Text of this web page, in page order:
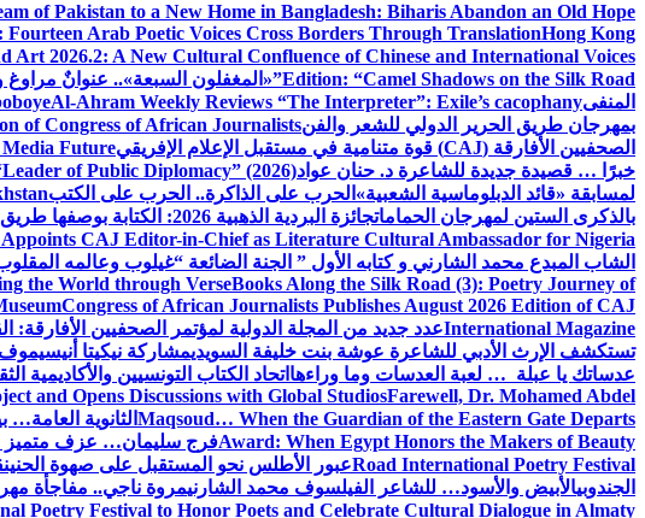
of Pakistan to a New Home in Bangladesh: Biharis Abandon an Old Hope
Arab Poetic Voices Cross Borders Through TranslationHong Kong
Art 2026.2: A New Cultural Confluence of Chinese and International Voices
Edition: “Camel Shadows on the Silk Road” «المغفلون السبعة».. عنوانٌ مراوغ
المنفىAl-Ahram Weekly Reviews “The Interpreter”: Exile’s cacophany
بمهرجان طريق الحرير الدولي للشعر والفنof Congress of African Journalists
الصحفيين الأفارقة (CAJ) قوة متنامية في مستقبل الإعلام الإفريقي
Media Future
خبرًا … قصيدة جديدة للشاعرة د. حنان عوادof Public Diplomacy” (2026)
لمسابقة «قائد الدبلوماسية الشعبية» الحرب على الذاكرة.. الحرب على الكتب
بالذكرى الستين لمهرجان الحماماتجائزة البردية الذهبية 2026: الكتابة بوصفها طريق الحرير بين الحضارات
Appoints CAJ Editor-in-Chief as Literature Cultural Ambassador for Nigeria
الشاب المبدع محمد الشارني و كتابه الأول ” الجنة الضائعة “غيلوب وعالمه
the World through VerseBooks Along the Silk Road (3): Poetry Journey of
Congress of African Journalists Publishes August 2026 Edition of CAJ
International Magazineعدد جديد من المجلة الدولية لمؤتمر الصحفيين
تستكشف الإرث الأدبي للشاعرة عوشة بنت خليفة السويديمشاركة نيكيتا
عدساتك يا عبلة … لعبة العدسات وما وراءها اتحاد الكتاب التونسيين والأكاديمية
and Opens Discussions with Global StudiosFarewell, Dr. Mohamed Abdel
Maqsoud… When the Guardian of the Eastern Gate Departs الثانوية
Award: When Egypt Honors the Makers of Beautyفرج سليمان… عزف متميز
Road International Poetry Festivalعبور الأطلس نحو المستقبل على صهوة الحنين
الجندوبيالأبيض والأسود… للشاعر الفيلسوف محمد الشارنيمروة ناجي.. مفاجأة
Poetry Festival to Honor Poets and Celebrate Cultural Dialogue in Almaty